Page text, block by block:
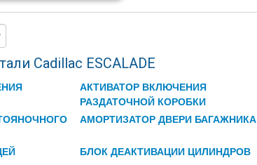
Cadillac ESCALADE
АКТИВАТОР ВКЛЮЧЕНИЯ
РАЗДАТОЧНОЙ КОРОБКИ
АМОРТИЗАТОР ДВЕРИ БАГАЖНИКА
БЛОК ДЕАКТИВАЦИИ ЦИЛИНДРОВ